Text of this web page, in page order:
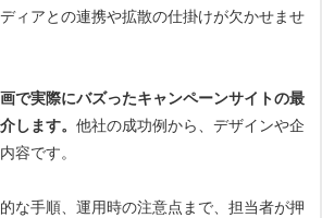
ィアとの連携や拡散の仕掛けが欠かせませ
で実際にバズったキャンペーンサイトの最
します。 他社の成功例から、デザインや企
容です。
な手順、運用時の注意点まで、担当者が押